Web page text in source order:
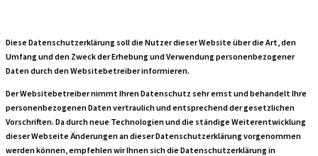
Diese Datenschutzerklärung soll die Nutzer dieser Website über die Art, den
Umfang und den Zweck der Erhebung und Verwendung personenbezogener
Daten durch den Websitebetreiber informieren.
Der Websitebetreiber nimmt Ihren Datenschutz sehr ernst und behandelt Ihre
personenbezogenen Daten vertraulich und entsprechend der gesetzlichen
Vorschriften. Da durch neue Technologien und die ständige Weiterentwicklung
dieser Webseite Änderungen an dieser Datenschutzerklärung vorgenommen
werden können, empfehlen wir Ihnen sich die Datenschutzerklärung in